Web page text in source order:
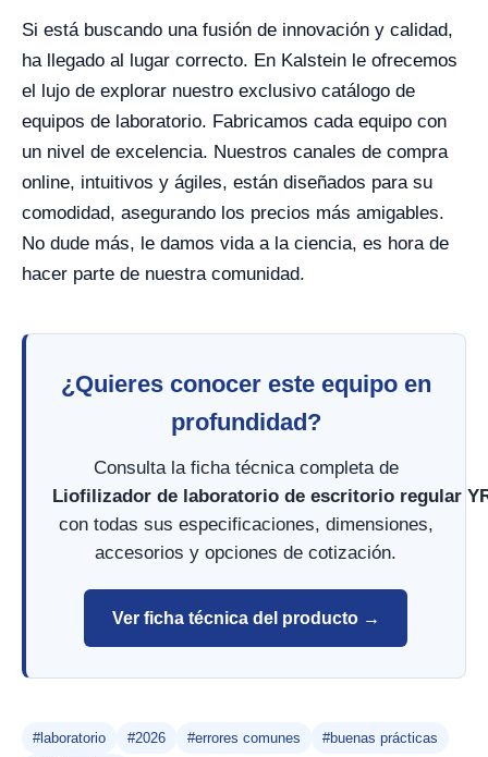
Si está buscando una fusión de innovación y calidad,
ha llegado al lugar correcto. En Kalstein le ofrecemos
el lujo de explorar nuestro exclusivo catálogo de
equipos de laboratorio. Fabricamos cada equipo con
un nivel de excelencia. Nuestros canales de compra
online, intuitivos y ágiles, están diseñados para su
comodidad, asegurando los precios más amigables.
No dude más, le damos vida a la ciencia, es hora de
hacer parte de nuestra comunidad.
¿Quieres conocer este equipo en
profundidad?
Consulta la ficha técnica completa de
Liofilizador de laboratorio de escritorio regular
con todas sus especificaciones, dimensiones,
accesorios y opciones de cotización.
Ver ficha técnica del producto →
#laboratorio #2026 #errores comunes
#buenas prácticas